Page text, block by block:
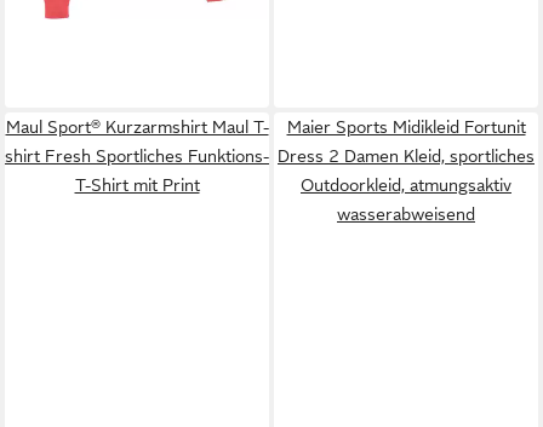
Maul Sport® Kurzarmshirt Maul T-
shirt Fresh Sportliches Funktions-
T-Shirt mit Print
Maier Sports Midikleid Fortunit
Dress 2 Damen Kleid, sportliches
Outdoorkleid, atmungsaktiv
wasserabweisend